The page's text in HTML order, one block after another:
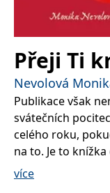
Přeji Ti
Nevolová
Publikace však
svátečních
celého roku,
na to. Je to
a partnerském
více